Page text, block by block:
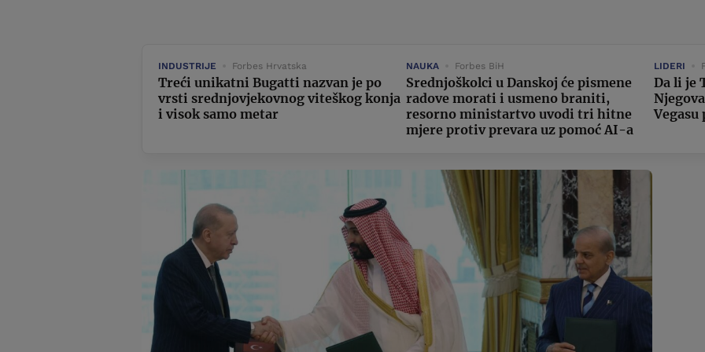
INDUSTRIJE Forbes Hrvatska
Treći unikatni Bugatti nazvan je po
vrsti srednjovjekovnog viteškog konja
i visok samo metar
NAUKA Forbes BiH
Srednjoškolci u Danskoj će pismene
radove morati i usmeno braniti,
resorno ministartvo uvodi tri hitne
mjere protiv prevara uz pomoć AI-a
LIDERI
Da li je
Vegasu